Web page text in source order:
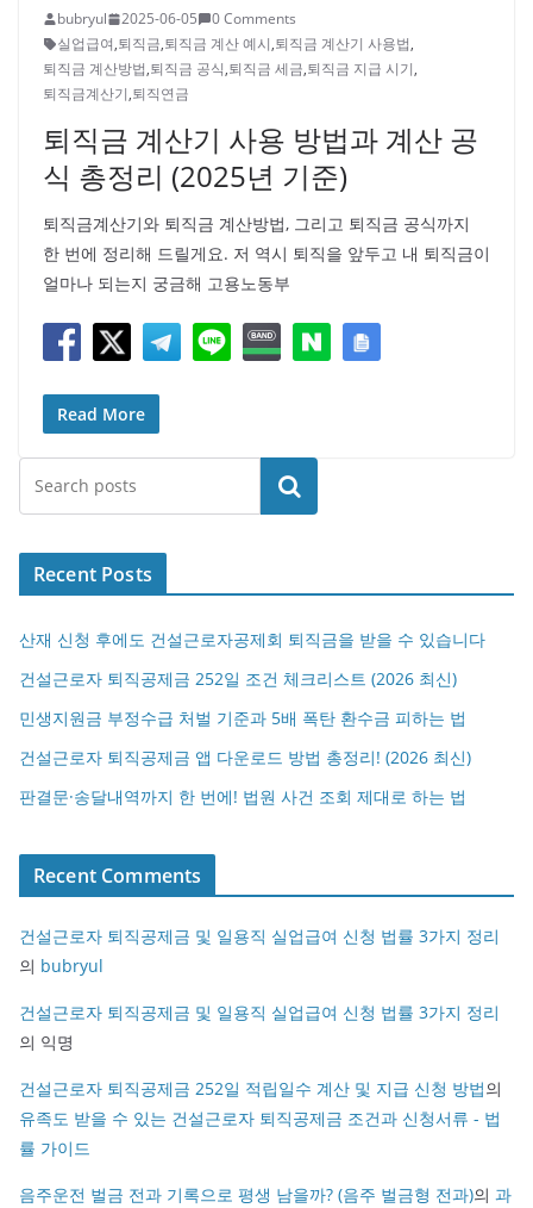
bubryul 2025-06-05
0 Comments
실업급여,퇴직금,퇴직금 계산 예시,퇴직금 계산기 사용법,
퇴직금 계산방법,퇴직금 공식,퇴직금 세금,퇴직금 지급 시기,
퇴직금계산기,퇴직연금
퇴직금 계산기 사용 방법과 계산 공
식 총정리 (2025년 기준)
퇴직금계산기와 퇴직금 계산방법, 그리고 퇴직금 공식까지
한 번에 정리해 드릴게요. 저 역시 퇴직을 앞두고 내 퇴직금이
얼마나 되는지 궁금해 고용노동부
Read More
검색
Recent Posts
산재 신청 후에도 건설근로자공제회 퇴직금을 받을 수 있습니다
건설근로자 퇴직공제금 252일 조건 체크리스트 (2026 최신)
민생지원금 부정수급 처벌 기준과 5배 폭탄 환수금 피하는 법
건설근로자 퇴직공제금 앱 다운로드 방법 총정리! (2026 최신)
판결문·송달내역까지 한 번에! 법원 사건 조회 제대로 하는 법
Recent Comments
건설근로자 퇴직공제금 및 일용직 실업급여 신청 법률 3가지 정리
의 bubryul
건설근로자 퇴직공제금 및 일용직 실업급여 신청 법률 3가지 정리
의 익명
건설근로자 퇴직공제금 252일 적립일수 계산 및 지급 신청 방법의
유족도 받을 수 있는 건설근로자 퇴직공제금 조건과 신청서류 - 법
률 가이드
음주운전 벌금 전과 기록으로 평생 남을까? (음주 벌금형 전과)의 과